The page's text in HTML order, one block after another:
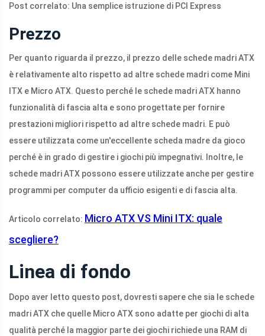
Post correlato: Una semplice istruzione di PCI Express
Prezzo
Per quanto riguarda il prezzo, il prezzo delle schede madri ATX
è relativamente alto rispetto ad altre schede madri come Mini
ITX e Micro ATX. Questo perché le schede madri ATX hanno
funzionalità di fascia alta e sono progettate per fornire
prestazioni migliori rispetto ad altre schede madri. E può
essere utilizzata come un'eccellente scheda madre da gioco
perché è in grado di gestire i giochi più impegnativi. Inoltre, le
schede madri ATX possono essere utilizzate anche per gestire
programmi per computer da ufficio esigenti e di fascia alta.
Articolo correlato: Micro ATX VS Mini ITX: quale
scegliere?
Linea di fondo
Dopo aver letto questo post, dovresti sapere che sia le schede
madri ATX che quelle Micro ATX sono adatte per giochi di alta
qualità perché la maggior parte dei giochi richiede una RAM di